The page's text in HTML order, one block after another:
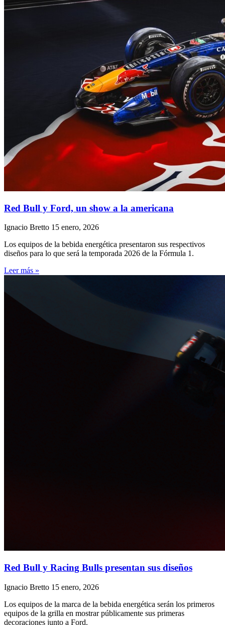
Red Bull y Ford, un show a la americana
Ignacio Bretto 15 enero, 2026
Los equipos de la bebida energética presentaron sus respectivos
diseños para lo que será la temporada 2026 de la Fórmula 1.
Leer más »
Red Bull y Racing Bulls presentan sus diseños
Ignacio Bretto 15 enero, 2026
Los equipos de la marca de la bebida energética serán los primeros
equipos de la grilla en mostrar públicamente sus primeras
decoraciones junto a Ford.